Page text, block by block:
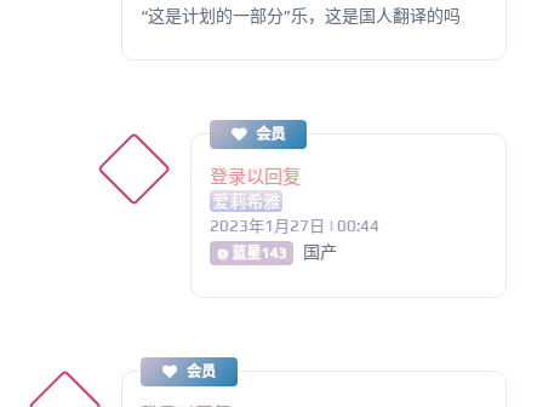
“这是计划的一部分”乐，这是国人翻译的吗
会员
登录以回复
爱莉希雅
2023年1月27日 | 00:44
@ 蓝星143 国产
会员